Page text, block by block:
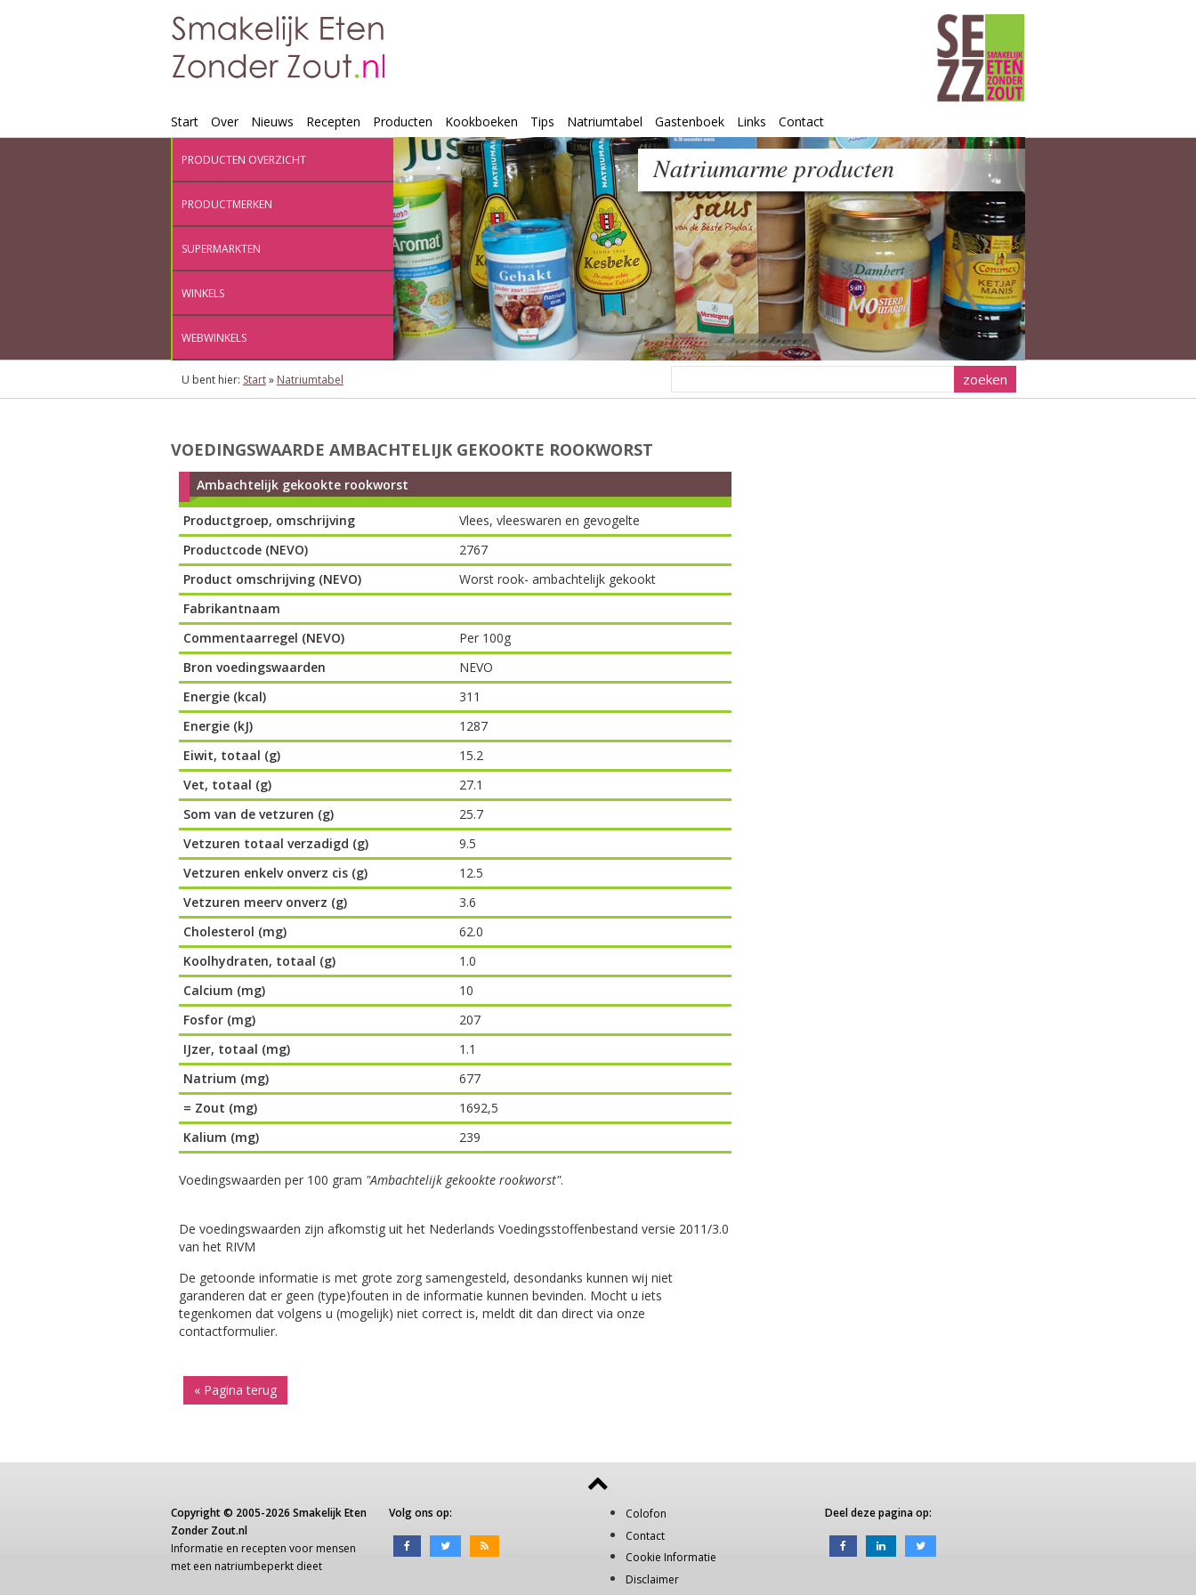
Start Over Nieuws Recepten Producten Kookboeken Tips Natriumtabel Gastenboek Links Contact
PRODUCTEN OVERZICHT
PRODUCTMERKEN
SUPERMARKTEN
WINKELS
WEBWINKELS
U bent hier: Start» Natriumtabel
VOEDINGSWAARDE AMBACHTELIJK GEKOOKTE ROOKWORST
Ambachtelijk gekookte rookworst
Productgroep, omschrijving
Vlees, vleeswaren en gevogelte
Productcode (NEVO)
2767
Product omschrijving (NEVO)
Worst rook- ambachtelijk gekookt
Fabrikantnaam
Commentaarregel (NEVO)
Per 100g
Bron voedingswaarden
NEVO
Energie (kcal)
311
Energie (kJ)
1287
Eiwit, totaal (g)
15.2
Vet, totaal (g)
27.1
Som van de vetzuren (g)
25.7
Vetzuren totaal verzadigd (g)
9.5
Vetzuren enkelv onverz cis (g)
12.5
Vetzuren meerv onverz (g)
3.6
Cholesterol (mg)
62.0
Koolhydraten, totaal (g)
1.0
Calcium (mg)
10
Fosfor (mg)
207
IJzer, totaal (mg)
1.1
Natrium (mg)
677
= Zout (mg)
1692,5
Kalium (mg)
239
Voedingswaarden per 100 gram "Ambachtelijk gekookte rookworst".
De voedingswaarden zijn afkomstig uit het Nederlands Voedingsstoffenbestand versie 2011/3.0
van het RIVM
De getoonde informatie is met grote zorg samengesteld, desondanks kunnen wij niet
garanderen dat er geen (type)fouten in de informatie kunnen bevinden. Mocht u iets
tegenkomen dat volgens u (mogelijk) niet correct is, meldt dit dan direct via onze
contactformulier.
« Pagina terug
Copyright © 2005-2026 Smakelijk Eten
Zonder Zout.nl
Informatie en recepten voor mensen
met een natriumbeperkt dieet
Volg ons op:
Colofon
Contact
Cookie Informatie
Disclaimer
Deel deze pagina op: